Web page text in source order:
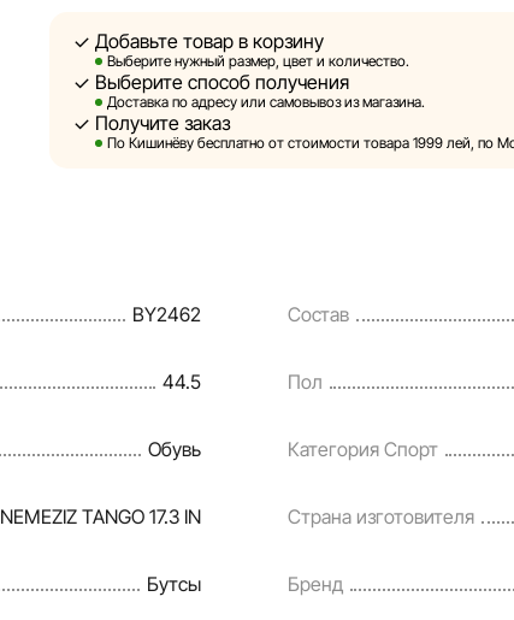
быть размещены на нашем сайте.
Sportlandia оставляет за собой право в
предварительного уведомления вносить
и потребительские свойства товаров.
порядке и без предварительного уведомления.
Наша команда регулярно проверяет и обновляет
Добавьте товар в корзину
Выберите нужный размер, цвет и количество.
Выберите способ получения
Доставка по адресу или самовывоз из магазина.
Получите заказ
По Кишинёву бесплатно от стоимости товара 1999 лей, по
BY2462 Состав
44.5 Пол
Обувь Категория Спорт
NEMEZIZ TANGO 17.3 IN Страна изготовителя
Бутсы Бренд